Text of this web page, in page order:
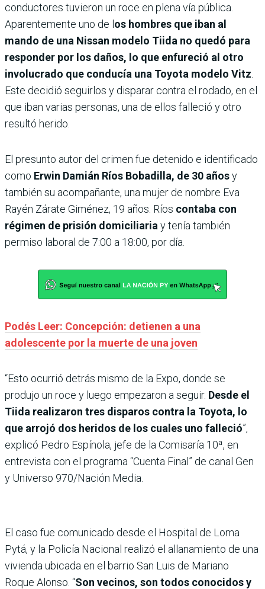
conductores tuvieron un roce en plena vía pública.
Aparentemente uno de los hombres que iban al
mando de una Nissan modelo Tiida no quedó para
responder por los daños, lo que enfureció al otro
involucrado que conducía una Toyota modelo Vitz
Este decidió seguirlos y disparar contra el rodado, en el
que iban varias personas, una de ellos falleció y otro
resultó herido.
El presunto autor del crimen fue detenido e identificado
como Erwin Damián Ríos Bobadilla, de 30 añosy
también su acompañante, una mujer de nombre Eva
Rayén Zárate Giménez, 19 años. Ríos contaba con
régimen de prisión domiciliaria y tenía también
permiso laboral de 7:00 a 18:00, por día.
Podés Leer: Concepción: detienen a una
adolescente por la muerte de una joven
“Esto ocurrió detrás mismo de la Expo, donde se
produjo un roce y luego empezaron a seguir. Desde el
Tiida realizaron tres disparos contra la Toyota, lo
que arrojó dos heridos de los cuales uno falleció”,
explicó Pedro Espínola, jefe de la Comisaría 10ª, en
entrevista con el programa “Cuenta Final” de canal Gen
y Universo 970/Nación Media.
El caso fue comunicado desde el Hospital de Loma
Pytá, y la Policía Nacional realizó el allanamiento de una
vivienda ubicada en el barrio San Luis de Mariano
Roque Alonso. “Son vecinos, son todos conocidos y